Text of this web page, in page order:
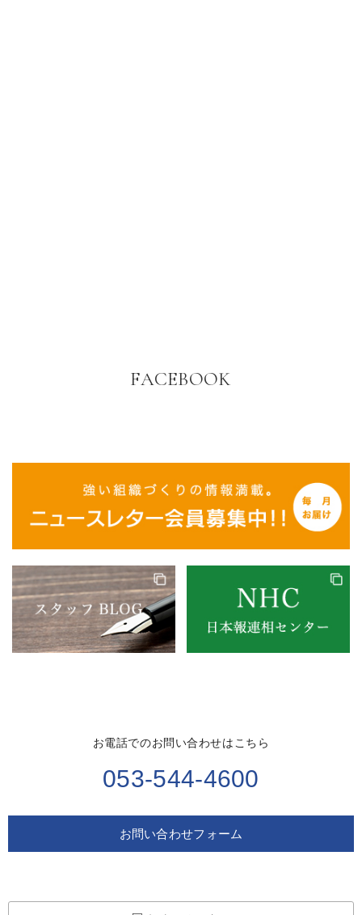
FACEBOOK
お電話でのお問い合わせはこちら
053-544-4600
お問い合わせフォーム